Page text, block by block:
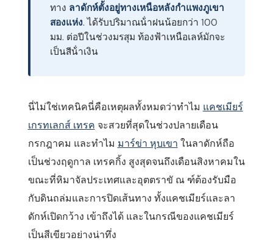
ทาง ลาดักห์ตั้งอยู่ทางเหนือหลังกําแพงภูเขา
สองแห่ง. ได้รับปริมาณน้ําฝนน้อยกว่า 100
มม. ต่อปีในช่วงมรสุม ท้องฟ้าเหนือเลห์มักจะ
เป็นสีน้ําเงิน
นี่ไม่ใช่เทคนิคนี่คือเหตุผลทั้งหมดว่าทําไม แคชเมียร์
เกรทเลกส์ เทรค จะสวยที่สุดในช่วงปลายเดือน
กรกฎาคม และทําไม มาร์ข่า หุบเขา ในลาดักห์ถือ
เป็นช่วงฤดูกาล เทรคกิ้ง สูงสุดจนถึงเดือนสิงหาคมใน
ขณะที่หิมาจัลประเทศและอุตตราขั ณ ฑ์ต้องรับมือ
กับดินถล่มและการปิดเส้นทาง ทั้งแคชเมียร์และลา
ดักห์เปิดกว้าง เข้าถึงได้ และในกรณีของแคชเมียร์
เป็นสีเขียวอย่างน่าทึ่ง